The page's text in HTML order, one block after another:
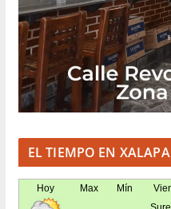
EL TIEMPO EN XALAPA